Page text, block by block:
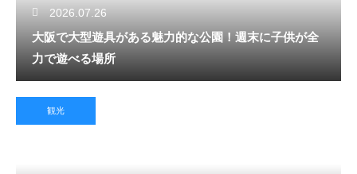
2026.07.26
大阪で大型遊具がある魅力的な公園！週末に子供が全
力で遊べる場所
観光